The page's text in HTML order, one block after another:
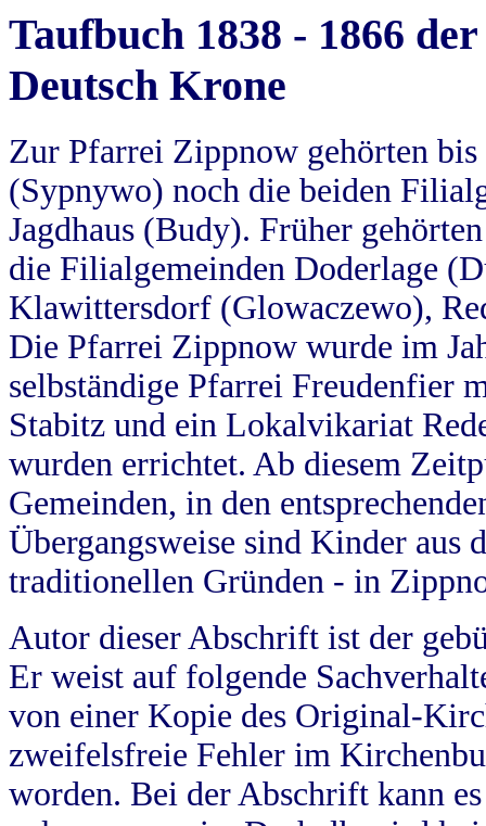
Taufbuch 1838 - 1866
Deutsch Krone
Zur Pfarrei Zippnow gehörten
(Sypnywo) noch die beiden
Jagdhaus (Budy). Früher
die Filialgemeinden Doderlage
Klawittersdorf (Glowaczewo),
Die Pfarrei Zippnow wurde im
selbständige Pfarrei Freudenfier
Stabitz und ein Lokalvikariat
wurden errichtet. Ab diesem
Gemeinden, in den
Übergangsweise sind Kinder aus
traditionellen Gründen - in
Autor dieser Abschrift ist der
Er weist auf folgende
von einer Kopie des Original-
zweifelsfreie Fehler im
worden. Bei der Abschrift kann